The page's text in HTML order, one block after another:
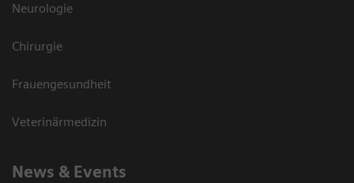
Neurologie
Chirurgie
Frauengesundheit
Veterinärmedizin
News & Events